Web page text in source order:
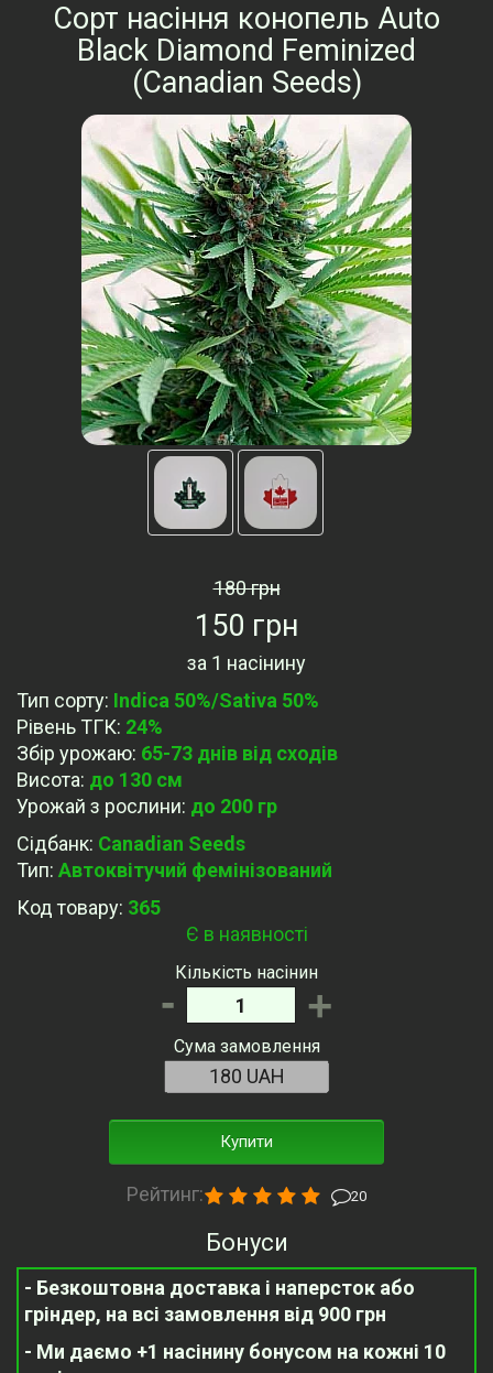
Сорт насіння конопель Auto
Black Diamond Feminized
(Canadian Seeds)
180 грн
150 грн
за 1 насінину
Тип сорту: Indica 50%/Sativa 50%
Рівень ТГК: 24%
Збір урожаю: 65-73 днів від сходів
Висота: до 130 cм
Урожай з рослини: до 200 гр
Сідбанк: Canadian Seeds
Тип: Автоквітучий фемінізований
Код товару: 365
Є в наявності
Кількість насінин
- +
Сума замовлення
Купити
Рейтинг: 20
Бонуси
- Безкоштовна доставка і наперсток або
гріндер, на всі замовлення від 900 грн
- Ми даємо +1 насінину бонусом на кожні 10